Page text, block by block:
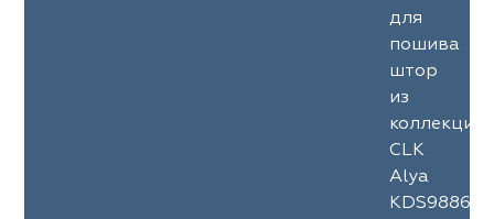
для
пошива
штор
из
CLK
Alya
KDS9886